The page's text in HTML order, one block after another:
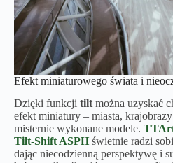
Efekt miniaturowego świata i
Dzięki funkcji tiltmożna uzyskać
efekt miniatury – miasta,
misternie wykonane modele.
Tilt-ShiftASPHświetnie radzi
dając niecodzienną perspektywę i